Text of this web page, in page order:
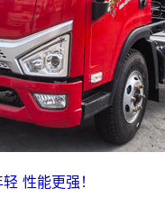
性能更强！